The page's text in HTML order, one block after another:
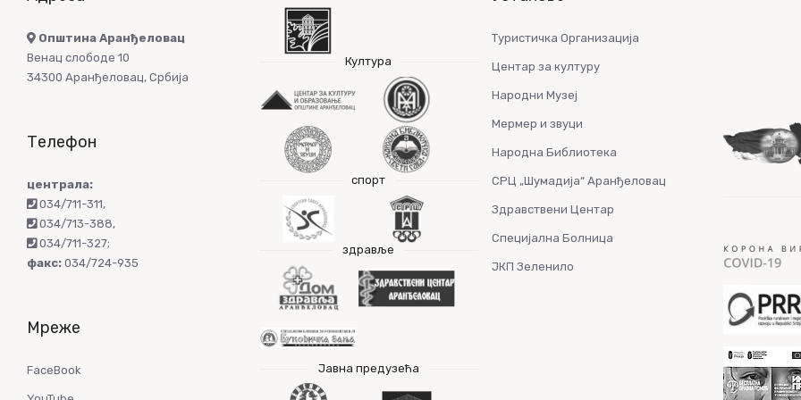
Општина Аранђеловац
Венац слободе 10
34300 Аранђеловац, Србија
Телефон
централа:
034/711-311,
034/713-388,
034/711-327;
факс: 034/724-935
Мреже
FaceBook
Култура
спорт
здравље
Јавна предузећа
Туристичка Организација
Центар за културу
Народни Музеј
Мермер и звуци
Народна Библиотека
СРЦ „Шумадија“ Аранђеловац
Здравствени Центар
Специјална Болница
ЈКП Зеленило